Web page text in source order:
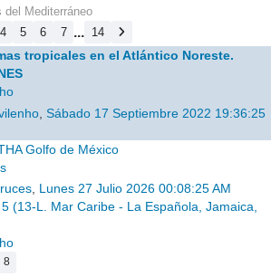
del Mediterráneo
4 5 6 7 ... 14
tropicales en el Atlántico Noreste.
Sábado 17 Septiembre 2022 19:36:25
Golfo de México
, Lunes 27 Julio 2026 00:08:25 AM
(13-L. Mar Caribe - La Española, Jamaica,
8